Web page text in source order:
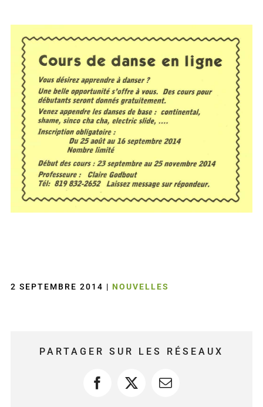
2 SEPTEMBRE 2014 | NOUVELLES
PARTAGER SUR LES RÉSEAUX
Facebook
X Courriel